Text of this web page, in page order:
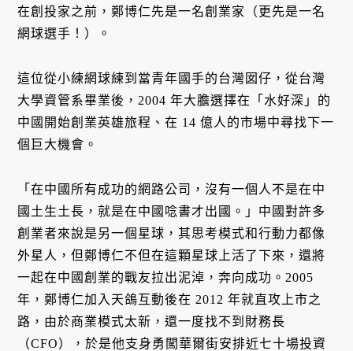
在創投家之前，鄭博仁先是一名創業家（更先是一名
網球選手！）。
這位從小練網球練到當青年國手的台灣囡仔，從台灣
大學資管系畢業後，2004 年大膽選擇在「水好深」的
中國開始創業英雄旅程、在 14 億人的市場中尋找下一
個巨大機會。
「在中國所有成功的網路公司，沒有一個人不是在中
國土生土長，就是在中國唸書才出國。」中國對許多
創業者來說是另一個星球，其思考模式和行動力都像
外星人，但鄭博仁不但在這顆星球上活了下來，還將
一起在中國創業的戰友拉出泥淖，奔向成功。2005
年，鄭博仁加入天鴿互動後在 2012 年就直攻上市之
路，由於商業模式太新，還一度找不到財務長
（CFO），於是他支身勇闖華爾街安排近七十場投資